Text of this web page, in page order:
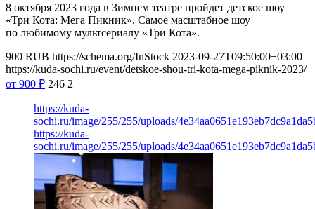
8 октября 2023 года в Зимнем театре пройдет детское шоу
«Три Кота: Мега Пикник». Cамое масштабное шоу
по любимому мультсериалу «Три Кота».
900 RUB https://schema.org/InStock 2023-09-27T09:50:00+03:00
https://kuda-sochi.ru/event/detskoe-shou-tri-kota-mega-piknik-2023/
от 900 ₽ 246 2
https://kuda-
sochi.ru/image/255/255/uploads/
https://kuda-
sochi.ru/image/255/255/uploads/